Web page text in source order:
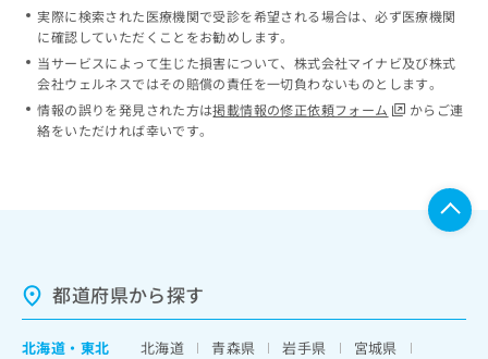
実際に検索された医療機関で受診を希望される場合は、必ず医療機関
に確認していただくことをお勧めします。
当サービスによって生じた損害について、株式会社マイナビ及び株式
会社ウェルネスではその賠償の責任を一切負わないものとします。
情報の誤りを発見された方は掲載情報の修正依頼フォーム
からご連
絡をいただければ幸いです。
都道府県から探す
北海道 ・ 東北 北海道 青森県 岩手県
宮城県